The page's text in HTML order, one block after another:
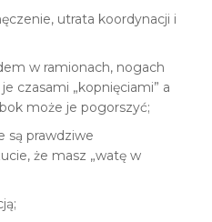
utrata koordynacji i
w ramionach, nogach
czasami „kopnięciami” a
może je pogorszyć;
są prawdziwe
że masz „watę w